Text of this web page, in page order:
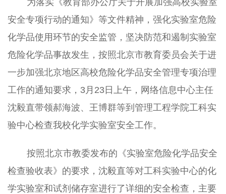
安全专项行动的通知》等文件精神，强化实验室危险
化学品使用环节的安全监管，坚决防范和遏制实验室
危险化学品事故发生，按照北京市教育委员会关于进
一步加强北京地区高校危险化学品安全管理专项治理
工作的通知要求， 3 月 23日上午，网络信息中心主任
沈毅直带领郝海波、王博群等到管理工程学院工科实
验中心检查我校化学实验室安全工作。
按照北京市教委发布的《实验室危险化学品安全
检查验收表》的要求，沈毅直等对工科实验中心的化
学实验室和试剂储存室进行了详细的安全检查，主要